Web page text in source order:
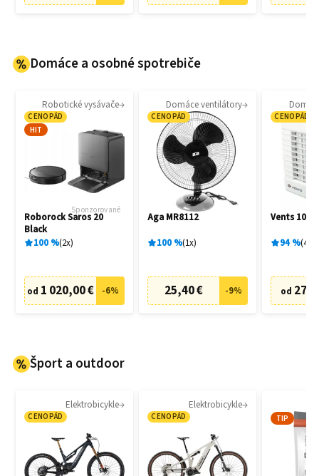
Domáce a osobné spotrebiče
Robotické vysávače
CENOPÁD
HIT
Sponzorované
Roborock Saros 20
Black
100% 2x
od 1 020,00 € -6%
Domáce ventilátory
CENOPÁD
Aga MR8112
100% 1x
25,40 € -9%
CENOPÁD
Vents 100
94% 4
od
Šport a outdoor
Elektrobicykle
CENOPÁD
Elektrobicykle
CENOPÁD TIP